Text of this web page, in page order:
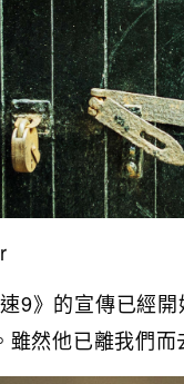
9》的宣傳已經
雖然他已離我們而